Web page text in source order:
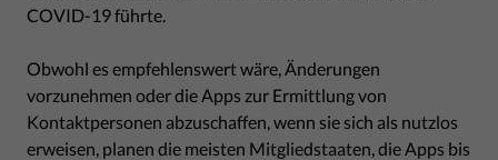
COVID-19 führte.
Obwohl es empfehlenswert wäre, Änderungen
vorzunehmen oder die Apps zur Ermittlung von
Kontaktpersonen abzuschaffen, wenn sie sich als nutzlos
erweisen, planen die meisten Mitgliedstaaten, die Apps bis